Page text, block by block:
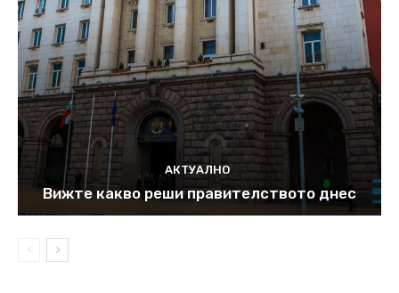
АКТУАЛНО
Вижте какво реши правителството днес